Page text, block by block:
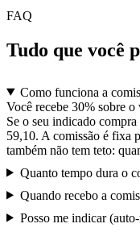
FAQ
Tudo que você
Como funciona a
Você recebe 30% sobre
Se o seu indicado
59,10. A comissão é fixa
também não tem teto:
Quanto tempo dura o
Quando recebo a
Posso me indicar